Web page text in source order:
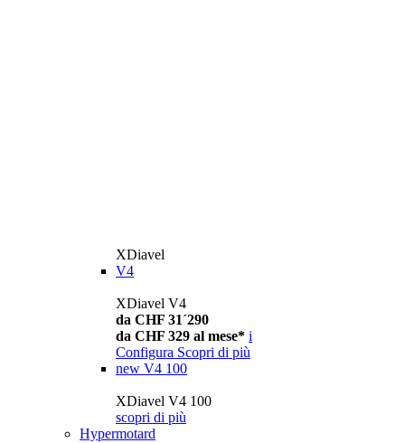
XDiavel
V4
XDiavel V4
da CHF 31´290
da CHF 329 al mese* i
Configura Scopri di più
new V4 100
XDiavel V4 100
scopri di più
Hypermotard